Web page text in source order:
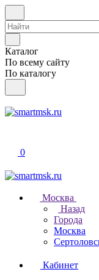
Каталог
По всему сайту
По каталогу
0
Москва
Назад
Города
Москва
Кабинет